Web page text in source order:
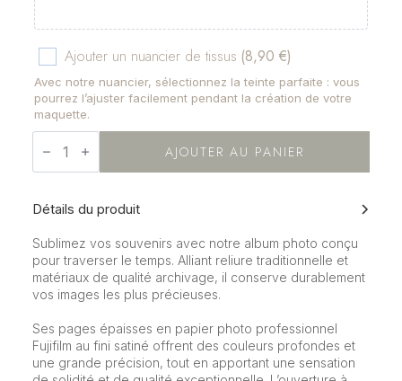
Ajouter un nuancier de tissus (8,90 €)
Avec notre nuancier, sélectionnez la teinte parfaite : vous
pourrez l’ajuster facilement pendant la création de votre
maquette.
quantité
de
Album
AJOUTER AU PANIER
Détails du produit
Sublimez vos souvenirs avec notre album photo conçu
pour traverser le temps. Alliant reliure traditionnelle et
matériaux de qualité archivage, il conserve durablement
vos images les plus précieuses.
Ses pages épaisses en papier photo professionnel
Fujifilm au fini satiné offrent des couleurs profondes et
une grande précision, tout en apportant une sensation